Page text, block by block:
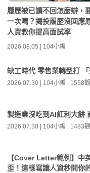
履歷被已讀不回怎麼辦，
一次嗎？揭投履歷沒回應
人資教你提高面試率
2026.08.05 | 104小編
缺工時代 零售業轉型打 「
2026.07.30 | 104小編 | 1558
製造業沒吃到AI紅利大餅
2026.07.30 | 104小編 | 1483
【Cover Letter範例】中
歪！這樣寫讓人資秒開你